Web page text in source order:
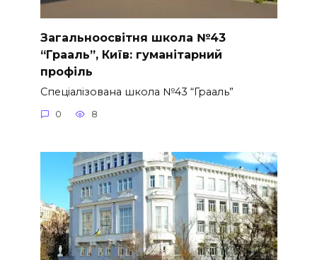
Загальноосвітня школа №43
“Грааль”, Київ: гуманітарний
профіль
Спеціалізована школа №43 “Грааль”
0 8